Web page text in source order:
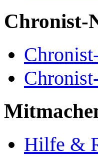
Chronist-
Hilfe &